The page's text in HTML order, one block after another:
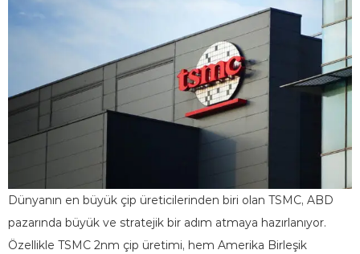
Dünyanın en büyük çip üreticilerinden biri olan TSMC, ABD
pazarında büyük ve stratejik bir adım atmaya hazırlanıyor.
Özellikle TSMC 2nm çip üretimi, hem Amerika Birleşik